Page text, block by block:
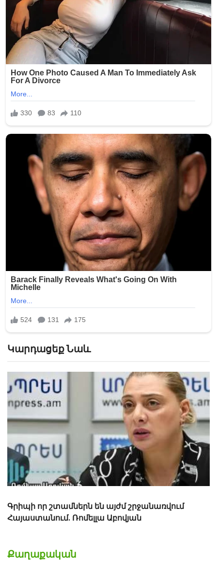
Կարդացեք Նաև
Նոր վիրուս է սկսել շրջանառվել․ բժիշկ
Քաղաքական